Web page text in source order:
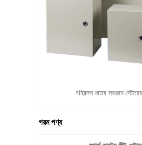
বহিরঙ্গন ধাতব সরঞ্জাম
গরম পণ্য